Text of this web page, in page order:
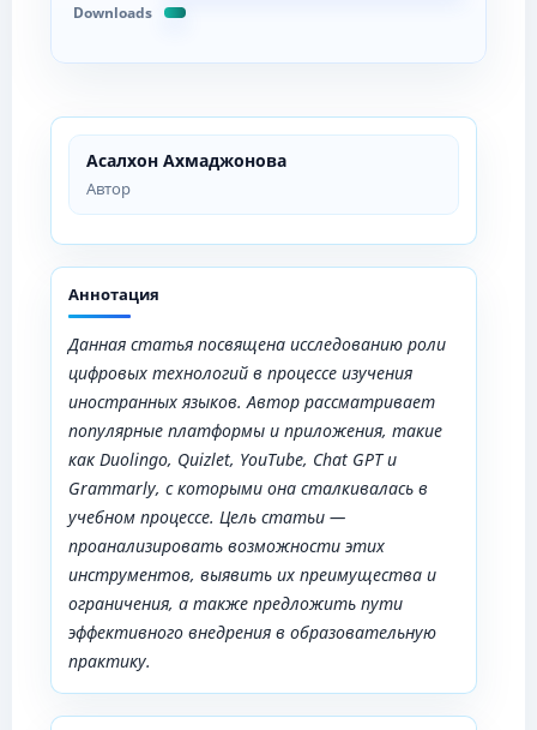
Асалхон Ахмаджонова
Автор
Аннотация
Данная статья посвящена исследованию роли
цифровых технологий в процессе изучения
иностранных языков. Автор рассматривает
популярные платформы и приложения, такие
как Duolingo, Quizlet, YouTube, Chat GPT и
Grammarly, с которыми она сталкивалась в
учебном процессе. Цель статьи —
проанализировать возможности этих
инструментов, выявить их преимущества и
ограничения, а также предложить пути
эффективного внедрения в образовательную
практику.
Downloads